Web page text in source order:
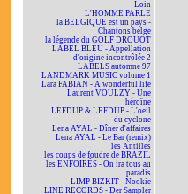
Loin
L'HOMME PARLE
la BELGIQUE est un pays -
Chantons belge
la légende du GOLF DROUOT
LABEL BLEU - Appellation
d'origine incontrôlée 2
LABELS automne 97
LANDMARK MUSIC volume 1
Lara FABIAN - A wonderful life
Laurent VOULZY - Une
héroïne
LEFDUP & LEFDUP - L'oeil
du cyclone
Lena AYAL - Dîner d'affaires
Lena AYAL - Le Bar (remix)
les Antilles
les coups de foudre de BRAZIL
les ENFOIRÉS - On ira tous au
paradis
LIMP BIZKIT - Nookie
LINE RECORDS - Der Sampler